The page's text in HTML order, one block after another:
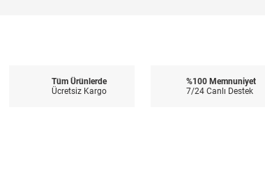
Tüm Ürünlerde
Ücretsiz Kargo
%100 Memnuniyet
7/24 Canlı Destek